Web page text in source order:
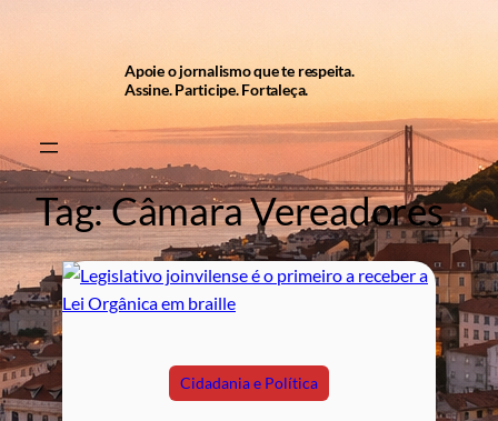
Apoie o jornalismo que te respeita.
Assine. Participe. Fortaleça.
Tag:Câmara Vereadores
Cidadania e Política